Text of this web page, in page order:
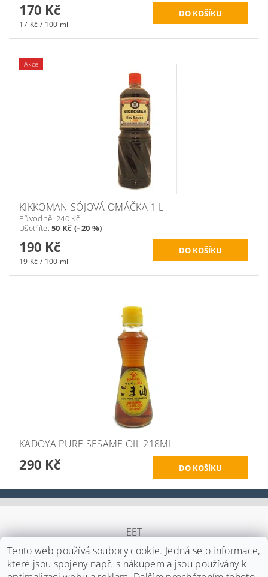
170 Kč
17 Kč / 100 ml
Akce
KIKKOMAN SÓJOVÁ OMÁČKA 1 L
Původně: 240 Kč
Ušetříte:50 Kč (–20 %)
190 Kč
19 Kč / 100 ml
KADOYA PURE SESAME OIL 218ML
290 Kč
EET
Tento web používá soubory cookie. Jedná se o informace,
které jsou spojeny např. s nákupem a jsou používány k